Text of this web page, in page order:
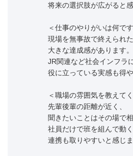
将来の選択肢が広がると感
＜仕事のやりがいは何で
現場を無事故で終えられた
大きな達成感があります。
JR関連など社会インフラ
役に立っている実感も得や
＜職場の雰囲気を教えて
先輩後輩の距離が近く、
聞きたいことはその場で
社員だけで班を組んで動く
連携も取りやすいと感じま